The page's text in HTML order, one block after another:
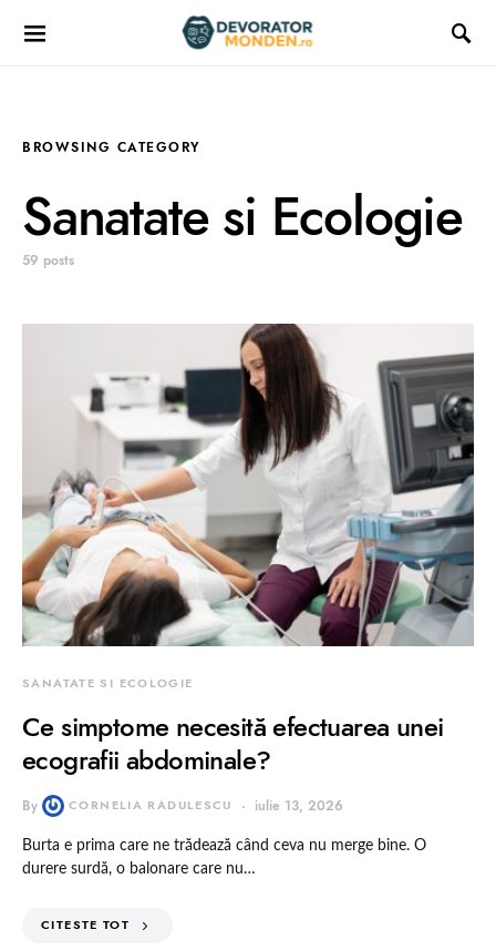
BROWSING CATEGORY
Sanatate si Ecologie
59 posts
SANATATE SI ECOLOGIE
Ce simptome necesită efectuarea unei
ecografii abdominale?
By CORNELIA RADULESCU iulie 13, 2026
Burta e prima care ne trădează când ceva nu merge bine. O
durere surdă, o balonare care nu…
CITESTE TOT